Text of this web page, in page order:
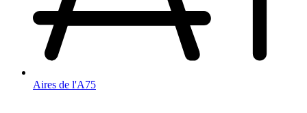
Aires de l'A75